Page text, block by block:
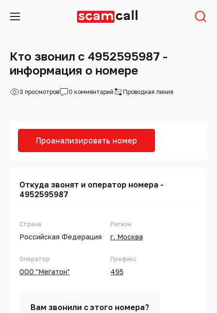
Кто звонил с 4952595987 -
информация о номере
3 просмотров 0 комментарий Проводная линия
Проанализировать номер
Откуда звонят и оператор номера -
4952595987
Страна
Российская Федерация
Оператор
ООО "Мегатон"
Регион
г. Москва
Префикс
495
Вам звонили с этого номера?